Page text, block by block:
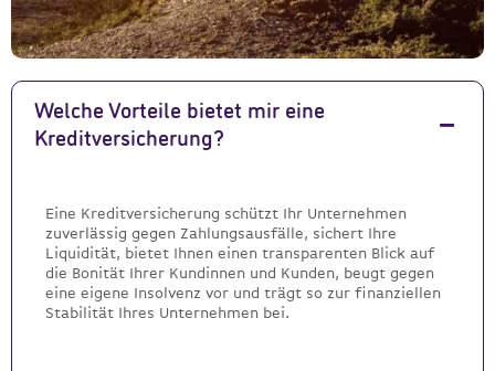
Welche Vorteile bietet mir eine
Kreditversicherung?
Eine Kreditversicherung schützt Ihr Unternehmen
zuverlässig gegen Zahlungsausfälle, sichert Ihre
Liquidität, bietet Ihnen einen transparenten Blick auf
die Bonität Ihrer Kundinnen und Kunden, beugt gegen
eine eigene Insolvenz vor und trägt so zur finanziellen
Stabilität Ihres Unternehmen bei.